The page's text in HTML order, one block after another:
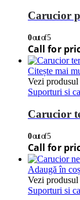
Carucior
0out of 5
Call for
Citește mai
Vezi produsul
Suporturi si
Carucior
0out of 5
Call for
Adaugă în coș
Vezi produsul
Suporturi si